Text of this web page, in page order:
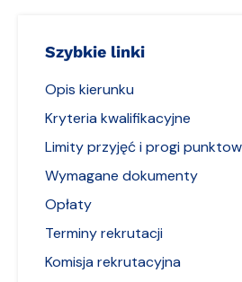
Szybkie linki
Opis kierunku
Kryteria kwalifikacyjne
Limity przyjęć i progi
Wymagane dokumenty
Opłaty
Terminy rekrutacji
Komisja rekrutacyjna